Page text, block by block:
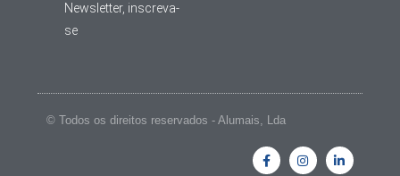
Newsletter, inscreva-
se
© Todos os direitos reservados - Alumais, Lda